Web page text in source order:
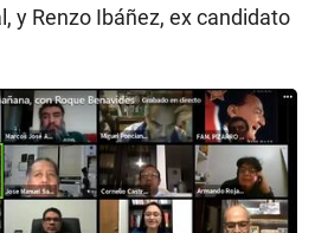
y Renzo Ibáñez, ex candidato